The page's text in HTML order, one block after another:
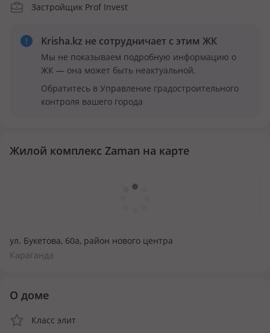
Застройщик Prof Invest
Krisha.kz не сотрудничает с этим ЖК
Мы не показываем подробную информацию о
ЖК — она может быть неактуальной.
Обратитесь в Управление градостроительного
контроля вашего города
Жилой комплекс Zaman на карте
ул. Букетова, 60а, район нового центра
Караганда
О доме
Класс элит